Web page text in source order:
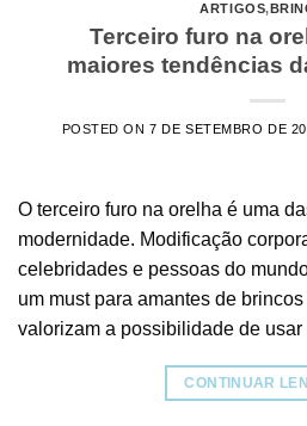
ARTIGOS,
Terceiro furo na
maiores tendências
POSTED ON7 DE SETEMBRO DE
O terceiro furo na orelha é uma
modernidade. Modificação
celebridades e pessoas do
um must para amantes de
valorizam a possibilidade de usar
CONTINUAR